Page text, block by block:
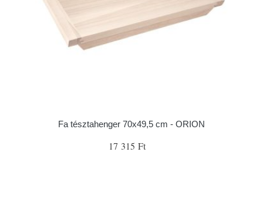
Fa tésztahenger 70x49,5 cm - ORION
17 315 Ft